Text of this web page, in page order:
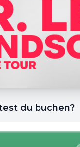
du buchen?